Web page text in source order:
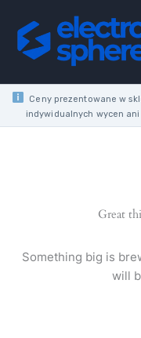
content
Ceny prezentowane w
indywidualnych wycen
Great
Something big is
will
MODULE
SHUTTER
SWITCH
SCREW
TERMINALS
10AX